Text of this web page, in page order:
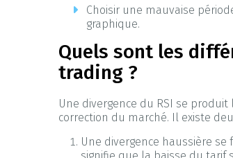
Choisir une mauvaise
graphique.
Quels sont les
trading ?
Une divergence du RSI se
correction du marché. Il existe
Une divergence haussière